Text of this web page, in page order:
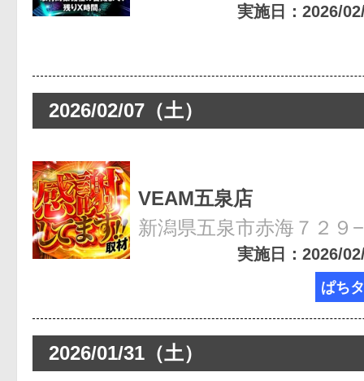
実施日：2026/
2026/02/07（土）
VEAM五泉店
新潟県五泉市赤海７２９
実施日：2026/
ぱち
2026/01/31（土）